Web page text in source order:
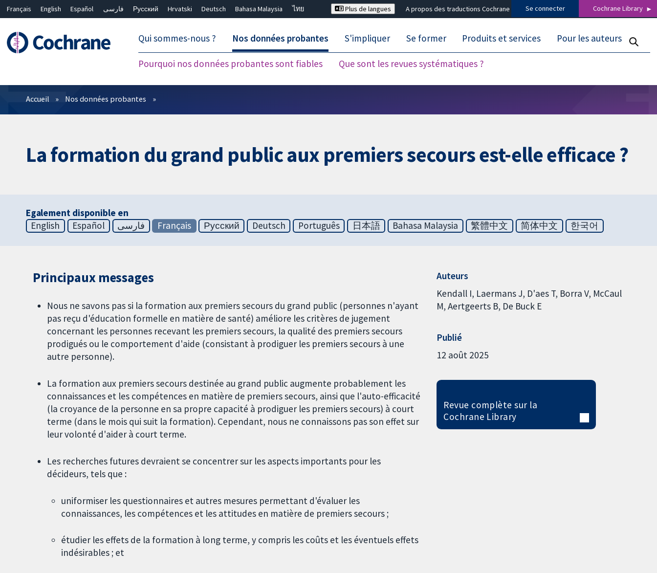
Français English Español فارسی Русский Hrvatski Deutsch Bahasa Malaysia
ไทย
Plus de langues A propos des traductions Cochrane Se connecter Cochrane Library
Qui sommes-nous ? Nos données probantes
Pourquoi nos données probantes sont fiables Que sont les revues systématiques ?
S'impliquer Se former Produits et services Pour les auteurs
Filtres
Accueil Nos données probantes
La formation du grand public aux premiers secours est-elle efficace ?
Egalement disponible en
English
Español فارسی Français Русский Deutsch Português 日本語 Bahasa Malaysia 繁體中文 简体中文 한국어
Principaux messages
Nous ne savons pas si la formation aux premiers secours du grand public (personnes n'ayant
pas reçu d'éducation formelle en matière de santé) améliore les critères de jugement
concernant les personnes recevant les premiers secours, la qualité des premiers secours
prodigués ou le comportement d'aide (consistant à prodiguer les premiers secours à une
autre personne).
La formation aux premiers secours destinée au grand public augmente probablement les
connaissances et les compétences en matière de premiers secours, ainsi que l'auto-efficacité
(la croyance de la personne en sa propre capacité à prodiguer les premiers secours) à court
terme (dans le mois qui suit la formation). Cependant, nous ne connaissons pas son effet sur
leur volonté d'aider à court terme.
Les recherches futures devraient se concentrer sur les aspects importants pour les
décideurs, tels que :
uniformiser les questionnaires et autres mesures permettant d'évaluer les
connaissances, les compétences et les attitudes en matière de premiers secours ;
étudier les effets de la formation à long terme, y compris les coûts et les éventuels effets
indésirables ; et
Auteurs
Kendall I Laermans J D'aes T Borra V McCaul
M Aertgeerts B De Buck E
Publié
12 août 2025
Revue complète sur la
Cochrane Library